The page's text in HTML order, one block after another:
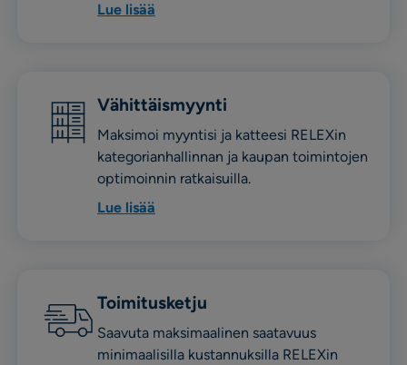
Lue lisää
Vähittäismyynti
Maksimoi myyntisi ja katteesi RELEXin
kategorianhallinnan ja kaupan toimintojen
optimoinnin ratkaisuilla.
Lue lisää
Toimitusketju
Saavuta maksimaalinen saatavuus
minimaalisilla kustannuksilla RELEXin